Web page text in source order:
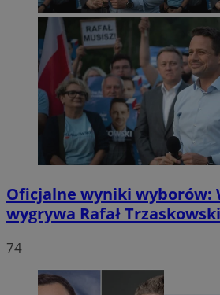
Oficjalne wyniki wyborów:
wygrywa Rafał
74